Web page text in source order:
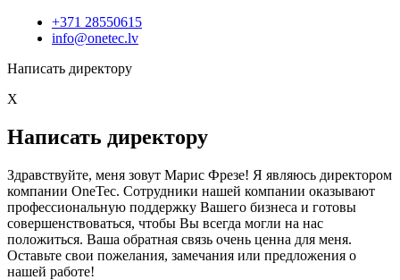
+371 28550615
info@onetec.lv
Написать директору
X
Написать директору
Здравствуйте, меня зовут Марис Фрезе! Я являюсь директором
компании OneTec. Сотрудники нашей компании оказывают
профессиональную поддержку Вашего бизнеса и готовы
совершенствоваться, чтобы Вы всегда могли на нас
положиться. Ваша обратная связь очень ценна для меня.
Оставьте свои пожелания, замечания или предложения о
нашей работе!